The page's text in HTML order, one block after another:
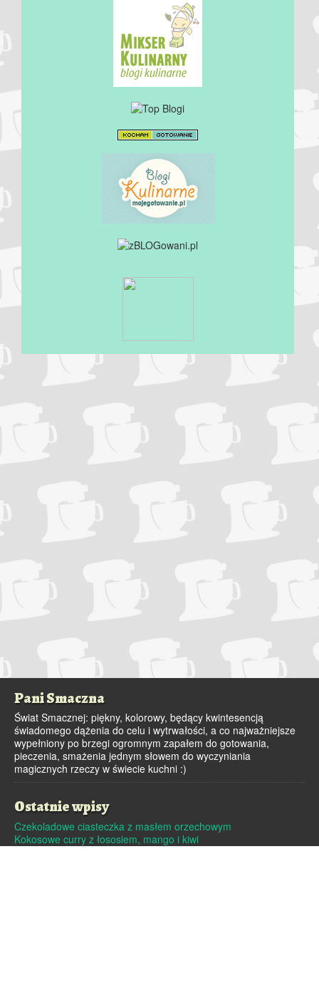
Pani Smaczna
Świat Smacznej: piękny, kolorowy, będący kwintesencją
świadomego dążenia do celu i wytrwałości, a co najważniejsze
wypełniony po brzegi ogromnym zapałem do gotowania,
pieczenia, smażenia jednym słowem do wyczyniania
magicznych rzeczy w świecie kuchni :)
Ostatnie wpisy
Czekoladowe ciasteczka z masłem orzechowym
Kokosowe curry z łososiem, mango i kiwi